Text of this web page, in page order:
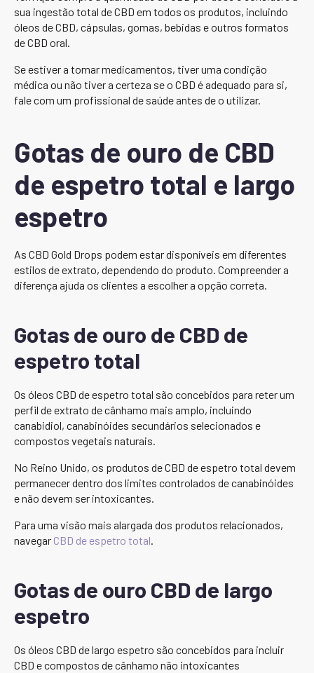
sua ingestão total de CBD em todos os produtos, incluindo
óleos de CBD, cápsulas, gomas, bebidas e outros formatos
de CBD oral.
Se estiver a tomar medicamentos, tiver uma condição
médica ou não tiver a certeza se o CBD é adequado para si,
fale com um profissional de saúde antes de o utilizar.
Gotas de ouro de CBD
de espetro total e largo
espetro
As CBD Gold Drops podem estar disponíveis em diferentes
estilos de extrato, dependendo do produto. Compreender a
diferença ajuda os clientes a escolher a opção correta.
Gotas de ouro de CBD de
espetro total
Os óleos CBD de espetro total são concebidos para reter um
perfil de extrato de cânhamo mais amplo, incluindo
canabidiol, canabinóides secundários selecionados e
compostos vegetais naturais.
No Reino Unido, os produtos de CBD de espetro total devem
permanecer dentro dos limites controlados de canabinóides
e não devem ser intoxicantes.
Para uma visão mais alargada dos produtos relacionados,
navegar CBD de espetro total.
Gotas de ouro CBD de largo
espetro
Os óleos CBD de largo espetro são concebidos para incluir
CBD e compostos de cânhamo não intoxicantes